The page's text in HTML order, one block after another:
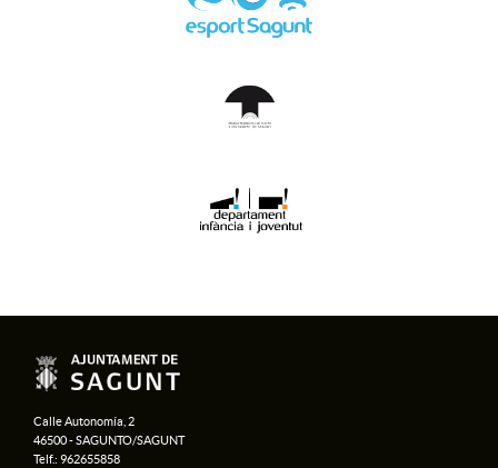
Calle Autonomía, 2
46500 - SAGUNTO/SAGUNT
Telf.: 962655858